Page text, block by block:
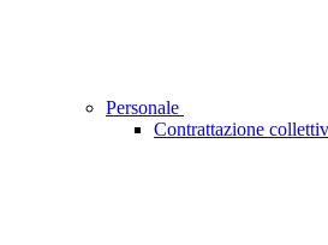
Personale
Contrattazione